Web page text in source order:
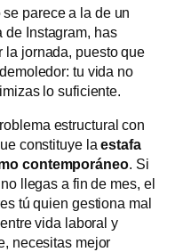
parece a la de un
de Instagram, has
la jornada, puesto que
tu vida no
lo suficiente.
estructural con
constituye laestafa
contemporáneo. Si
llegas a fin de mes, el
tú quien gestiona mal
vida laboral y
necesitas mejor